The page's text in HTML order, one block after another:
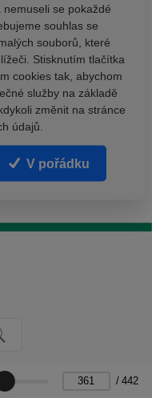
/ 442
se pokaždé
souhlas se
souborů, které
Stisknutím tlačítka
cookies tak, abychom
služby na základě
změnit na stránce
údajů.
V pořádku